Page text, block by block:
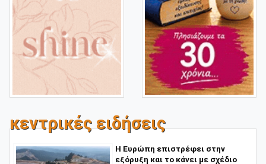
κεντρικές ειδήσεις
Η Ευρώπη επιστρέφει στην
εξόρυξη και το κάνει με σχέδιο